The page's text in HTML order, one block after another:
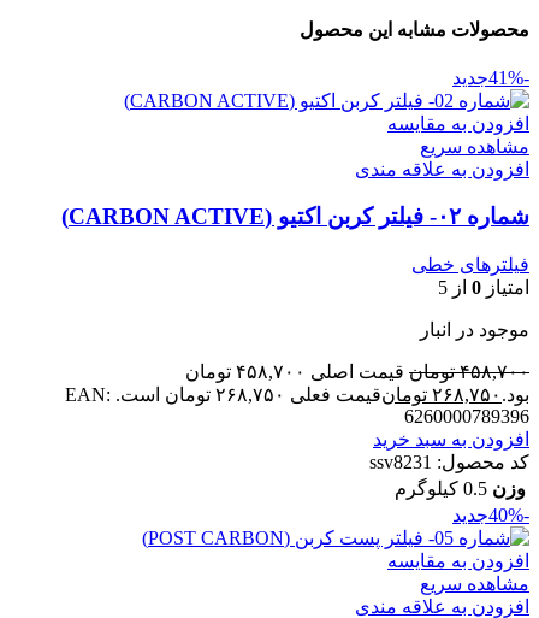
محصولات مشابه این محصول
-41% جدید
افزودن به مقایسه
مشاهده سریع
افزودن به علاقه مندی
شماره ۰۲- فیلتر کربن اکتیو (CARBON ACTIVE)
فیلترهای خطی
امتیاز 0 از 5
موجود در انبار
۴۵۸,۷۰۰ تومان
قیمت اصلی ۴۵۸,۷۰۰ تومان
بود. ۲۶۸,۷۵۰ تومانقیمت فعلی ۲۶۸,۷۵۰ تومان است.
EAN:
6260000789396
افزودن به سبد خرید
کد محصول: ssv8231
وزن 0.5 کیلوگرم
-40%
جدید
افزودن به مقایسه
مشاهده سریع
افزودن به علاقه مندی